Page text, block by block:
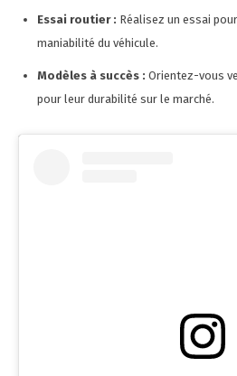
Essai routier : Réalisez un essai
maniabilité du véhicule.
Modèles à succès : Orientez-vous
pour leur durabilité sur le marché.